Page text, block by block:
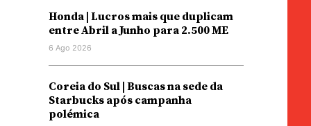
Honda | Lucros mais que duplicam
entre Abril a Junho para 2.500 ME
6 Ago 2026
Coreia do Sul | Buscas na sede da
Starbucks após campanha
polémica